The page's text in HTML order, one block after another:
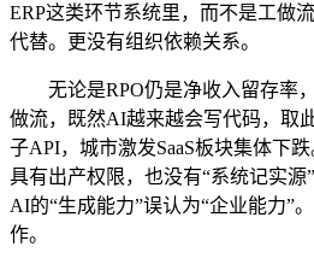
ERP这类环节系统里，而不是工做
代替。更没有组织依赖关系。
无论是RPO仍是净收入留存率
做流，既然AI越来越会写代码，取
子API，城市激发SaaS板块集体下
具有出产权限，也没有“系统记实源
AI的“生成能力”误认为“企业能力”
作。